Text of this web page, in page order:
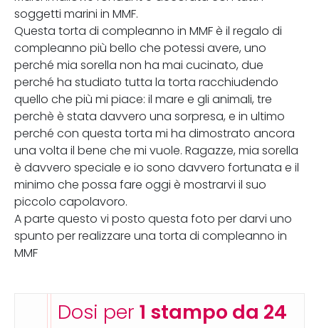
soggetti marini in MMF.
Questa torta di compleanno in MMF è il regalo di
compleanno più bello che potessi avere, uno
perché mia sorella non ha mai cucinato, due
perché ha studiato tutta la torta racchiudendo
quello che più mi piace: il mare e gli animali, tre
perchè è stata davvero una sorpresa, e in ultimo
perché con questa torta mi ha dimostrato ancora
una volta il bene che mi vuole. Ragazze, mia sorella
è davvero speciale e io sono davvero fortunata e il
minimo che possa fare oggi è mostrarvi il suo
piccolo capolavoro.
A parte questo vi posto questa foto per darvi uno
spunto per realizzare una torta di compleanno in
MMF
Dosi per 1 stampo da 24